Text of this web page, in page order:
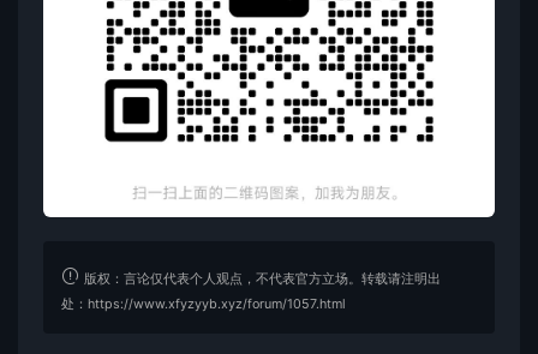
版权：言论仅代表个人观点，不代表官方立场。转载请注明出
处：https://www.xfyzyyb.xyz/forum/1057.html